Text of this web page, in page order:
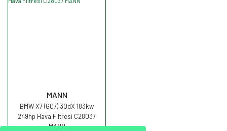
MANN
BMW X7 (G07) 30dX 183kw
249hp Hava Filtresi C28037
MANN